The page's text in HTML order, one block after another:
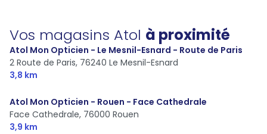
Vos magasins Atol à proximité
Atol Mon Opticien - Le Mesnil-Esnard - Route de Paris
2 Route de Paris, 76240 Le Mesnil-Esnard
3,8 km
Atol Mon Opticien - Rouen - Face Cathedrale
Face Cathedrale, 76000 Rouen
3,9 km